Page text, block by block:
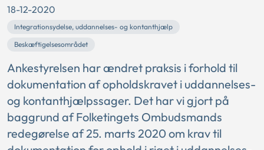
18-12-2020
Integrationsydelse, uddannelses- og kontanthjælp
Beskæftigelsesområdet
Ankestyrelsen har ændret praksis i forhold til
dokumentation af opholdskravet i uddannelses-
og kontanthjælpssager. Det har vi gjort på
baggrund af Folketingets Ombudsmands
redegørelse af 25. marts 2020 om krav til